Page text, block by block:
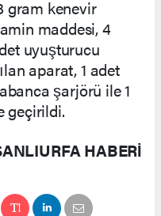
gram kenevir
maddesi, 4
uyuşturucu
aparat, 1 adet
şarjörü ile 1
geçirildi.
HABERİ